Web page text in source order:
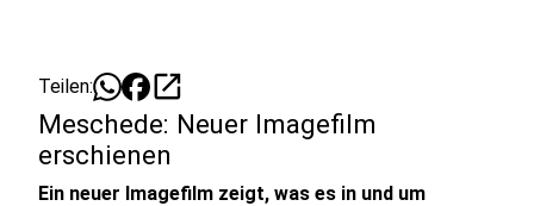
Teilen: open_in_new
Meschede: Neuer Imagefilm
erschienen
Ein neuer Imagefilm zeigt, was es in und um